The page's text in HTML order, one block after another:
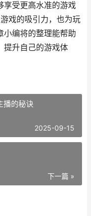
享受更高水准的游戏
戏的吸引力，也为玩
小编将的整理能帮助
提升自己的游戏体
播的秘诀
2025-09-15
下一篇 »